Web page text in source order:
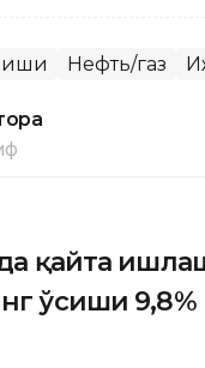
Нефть/газ
қайта
ўсиши